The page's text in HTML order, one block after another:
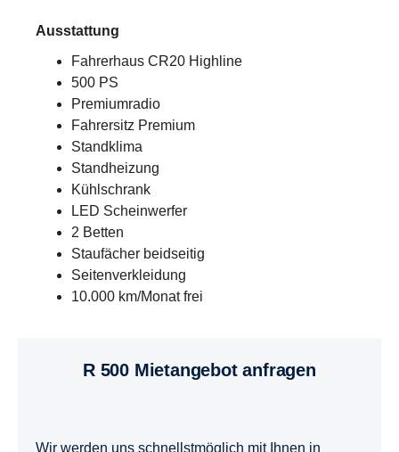
Ausstattung
Fahrerhaus CR20 Highline
500 PS
Premiumradio
Fahrersitz Premium
Standklima
Standheizung
Kühlschrank
LED Scheinwerfer
2 Betten
Staufächer beidseitig
Seitenverkleidung
10.000 km/Monat frei
R 500 Mietangebot anfragen
Wir werden uns schnellstmöglich mit Ihnen in